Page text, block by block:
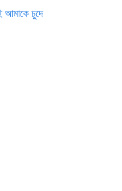
আমাকে চুদে